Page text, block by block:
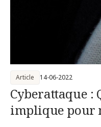
Cyberattaque :
implique pour
Article 14-06-2022